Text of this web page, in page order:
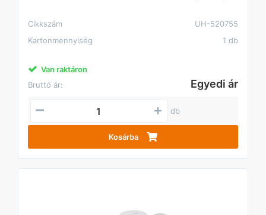
Cikkszám
UH-520755
Kartonmennyiség
1 db
Van raktáron
Bruttó ár:
Egyedi ár
db
Kosárba